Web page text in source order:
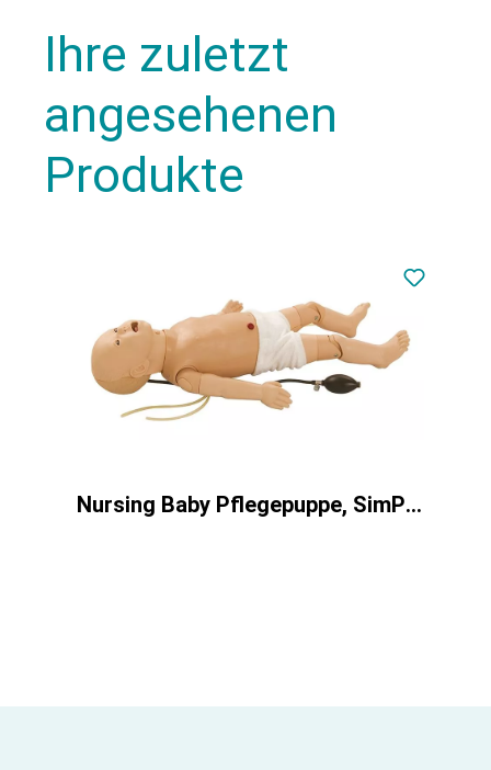
Ihre zuletzt
angesehenen
Produkte
Nursing Baby Pflegepuppe, SimPad fähig